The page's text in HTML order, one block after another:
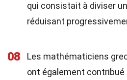
qui consistait à diviser
réduisant
08
Les mathématiciens
ont également contribué